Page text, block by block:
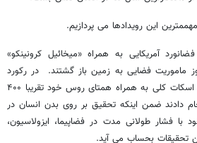
این رویدادها می پردازیم.
کلی» فضانورد آمریکایی به همراه «میخائیل کرونینکو»
روسی بعد از ۳۴۰ روز ماموریت فضایی به زمین باز گشتند. در رکورد
اقامت تقریبا یک سال در فضا، اسکات کلی به همراه همتای روس خود تقریبا ۴۰۰
دادند ضمن اینکه تحقیق بر روی بدن انسان در
با فشار طولانی مدت در فضاپیما، ایزولاسیون،
تحقیقات بحساب می آید.